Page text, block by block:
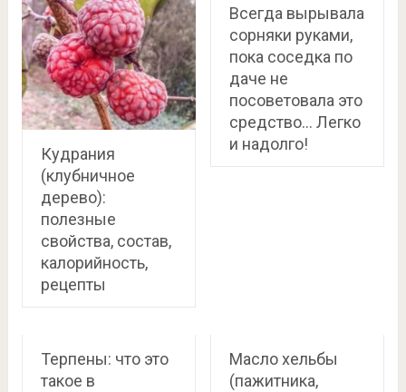
Кудрания
(клубничное
дерево):
полезные
свойства, состав,
калорийность,
рецепты
Всегда вырывала
сорняки руками,
пока соседка по
даче не
посоветовала это
средство… Легко
и надолго!
Терпены: что это
такое в
Масло хельбы
(пажитника,